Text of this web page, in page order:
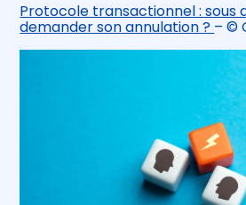
Protocole transactionnel : sous
demander son annulation ? – ©